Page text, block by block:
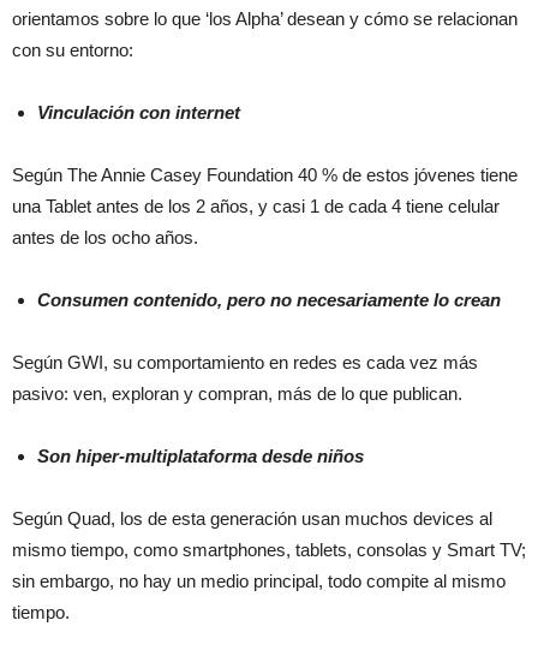
orientamos sobre lo que ‘los Alpha’ desean y cómo se relacionan
con su entorno:
Vinculación con internet
Según The Annie Casey Foundation 40 % de estos jóvenes tiene
una Tablet antes de los 2 años, y casi 1 de cada 4 tiene celular
antes de los ocho años.
Consumen contenido, pero no necesariamente lo crean
Según GWI, su comportamiento en redes es cada vez más
pasivo: ven, exploran y compran, más de lo que publican.
Son hiper-multiplataforma desde niños
Según Quad, los de esta generación usan muchos devices al
mismo tiempo, como smartphones, tablets, consolas y Smart TV;
sin embargo, no hay un medio principal, todo compite al mismo
tiempo.